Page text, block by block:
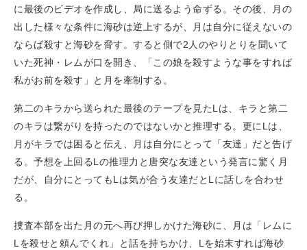
に最後のビデオを作成し、局に送るよう命ずる。その後、月の
出した様々な条件に海砂は逆上するが、月は自分に従えないの
ならば殺すと海砂を脅す。すると側で2人のやりとりを聞いて
いた死神・レムが口を開き、「この娘を殺すような事をすれば
私がお前を殺す」と月を牽制する。
第二のキラから送られた最後のテープを見たLは、キラと第二
のキラは繋がりを持ったのではないかと推理する。更にLは、
月がキラでは困ると伝え、月は自分にとって「友達」だと告げ
る。予想を上回るLの推理力と唐突な友達という発言に驚く月
だが、自分にとってもLは気が合う友達だとLに話しを合わせ
る。
捜査本部を出た月の元へ再び押しかけた海砂に、月は「レムに
Lを殺せと頼んでくれ」と話を持ちかけ、Lを始末すれば海砂